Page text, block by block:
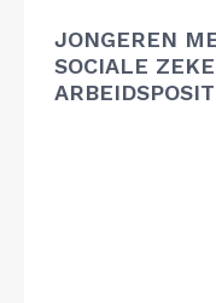
JONGEREN
SOCIALE